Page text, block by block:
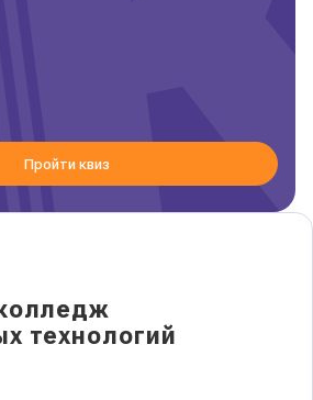
технологий
Пройти квиз